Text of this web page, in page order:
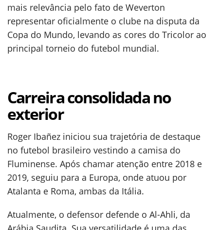
mais relevância pelo fato de Weverton
representar oficialmente o clube na disputa da
Copa do Mundo, levando as cores do Tricolor ao
principal torneio do futebol mundial.
Carreira consolidada no
exterior
Roger Ibañez iniciou sua trajetória de destaque
no futebol brasileiro vestindo a camisa do
Fluminense. Após chamar atenção entre 2018 e
2019, seguiu para a Europa, onde atuou por
Atalanta e Roma, ambas da Itália.
Atualmente, o defensor defende o Al-Ahli, da